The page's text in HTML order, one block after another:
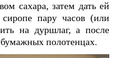
сахара, затем дать ей
пару часов (или
на дуршлаг, а после
полотенцах.